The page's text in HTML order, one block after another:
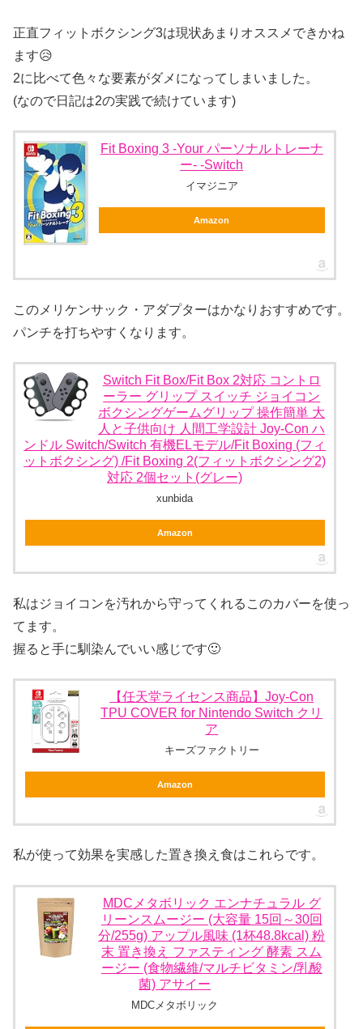
正直フィットボクシング3は現状あまりオススメできかね
ます😥
2に比べて色々な要素がダメになってしまいました。
(なので日記は2の実践で続けています)
Fit Boxing 3 -Your パーソナルトレーナ
ー- -Switch
イマジニア
Amazon
このメリケンサック・アダプターはかなりおすすめです。
パンチを打ちやすくなります。
Switch Fit Box/Fit Box 2対応 コントロ
ーラー グリップ スイッチ ジョイコン
ボクシングゲームグリップ 操作簡単 大
人と子供向け 人間工学設計 Joy-Con ハ
ンドル Switch/Switch 有機ELモデル/Fit Boxing (フィ
ットボクシング) /Fit Boxing 2(フィットボクシング2)
対応 2個セット(グレー)
xunbida
Amazon
私はジョイコンを汚れから守ってくれるこのカバーを使っ
てます。
握ると手に馴染んでいい感じです🙂
【任天堂ライセンス商品】Joy-Con
TPU COVER for Nintendo Switch クリ
ア
キーズファクトリー
Amazon
私が使って効果を実感した置き換え食はこれらです。
MDCメタボリック エンナチュラル グ
リーンスムージー (大容量 15回～30回
分/255g) アップル風味 (1杯48.8kcal) 粉
末 置き換え ファスティング 酵素 スム
ージー (食物繊維/マルチビタミン/乳酸
菌) アサイー
MDCメタボリック